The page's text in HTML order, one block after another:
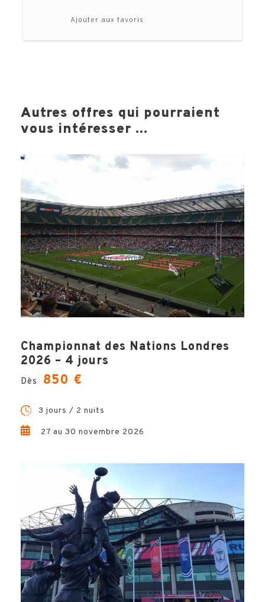
Ajouter aux favoris
Votre voyage comprend
ΟRestauration selon la formule choisie
ΟAssistance de notre équipe
OPTIONS
VILLE
INFOS PRATIQUES
Autres offres qui pourraient
vous intéresser ...
Championnat des Nations Londres
2026 – 4 jours
Dès 850 €
3 jours / 2 nuits
27 au 30 novembre 2026